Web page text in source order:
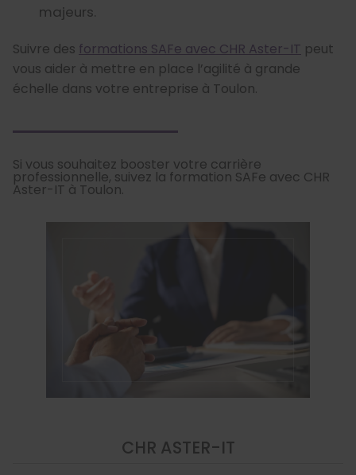
majeurs.
Suivre des formations SAFe avec CHR Aster-IT peut
vous aider à mettre en place l’agilité à grande
échelle dans votre entreprise à Toulon.
Si vous souhaitez booster votre carrière
professionnelle, suivez la formation SAFe avec CHR
Aster-IT à Toulon.
CHR ASTER-IT